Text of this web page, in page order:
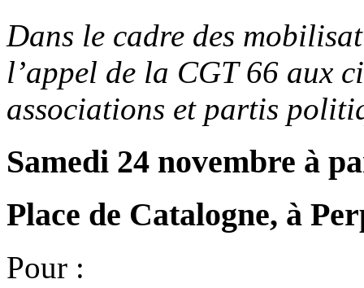
Dans le cadre des
l’appel de la CGT 66 aux
associations et partis
Samedi 24 novembre à
Place de Catalogne, à
Pour :